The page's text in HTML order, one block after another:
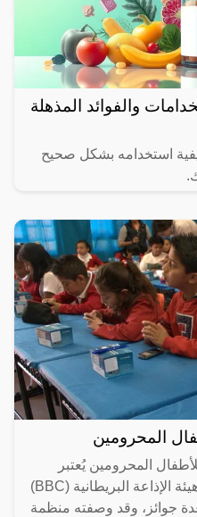
والفوائد المذهلة
استخدامه بشكل صحيح
المحرومين
المحرومين يُعتبر
برنامج "درس" الذي أطلقته هيئة الإذاعة البريطانية (BBC)
جوائز، وقد وصفته منظمة